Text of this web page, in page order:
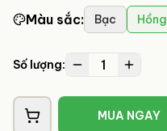
Màu sắc: Bạc Hồng
Số lượng: 1
MUA NGAY